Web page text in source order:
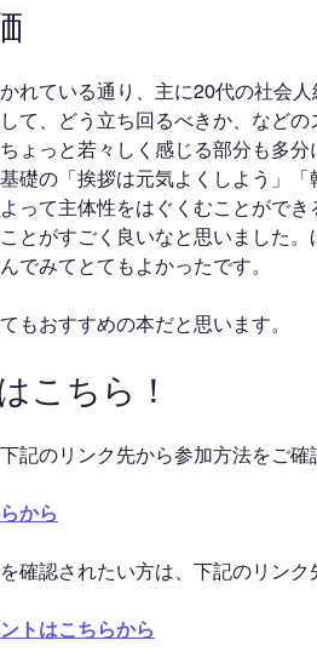
れている通り、主に20代の社会
て、どう立ち回るべきか、など
ょっと若々しく感じる部分も多
礎の「挨拶は元気よくしよう」
って主体性をはぐくむことがで
とがすごく良いなと思いました
でみてとてもよかったです。
もおすすめの本だと思います。
こちら！
記のリンク先から参加方法をご確
から
確認されたい方は、下記のリンク
トはこちらから